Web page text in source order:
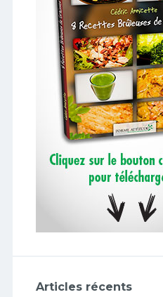
Articles récents